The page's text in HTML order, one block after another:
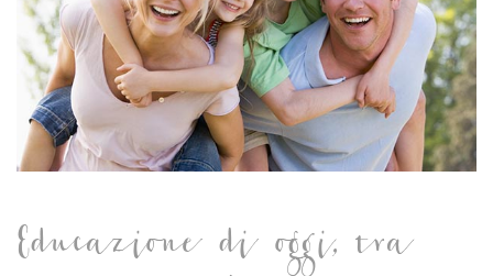
Educazione di oggi, tra